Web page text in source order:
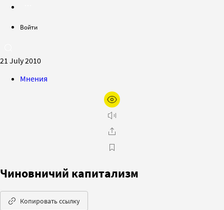
Войти
21 July 2010
Мнения
Чиновничий капитализм
Копировать ссылку